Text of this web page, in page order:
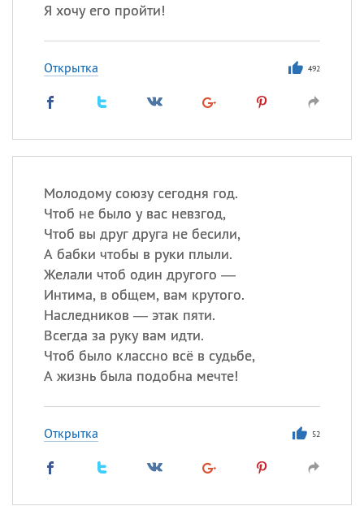
Я хочу его пройти!
Открытка 492
Молодому союзу сегодня год.
Чтоб не было у вас невзгод,
Чтоб вы друг друга не бесили,
А бабки чтобы в руки плыли.
Желали чтоб один другого —
Интима, в общем, вам крутого.
Наследников — этак пяти.
Всегда за руку вам идти.
Чтоб было классно всё в судьбе,
А жизнь была подобна мечте!
Открытка 52